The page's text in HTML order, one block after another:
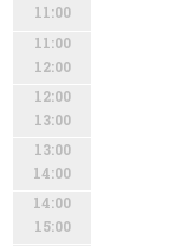
11:00
11:00
12:00
12:00
13:00
13:00
14:00
14:00
15:00